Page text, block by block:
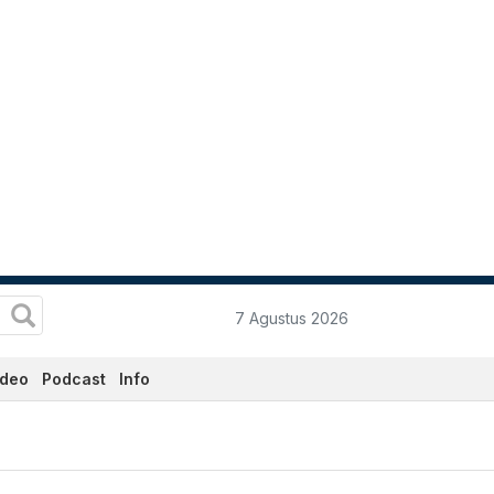
7 Agustus 2026
Podcast Info